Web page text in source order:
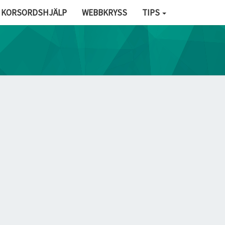
KORSORDSHJÄLP WEBBKRYSS TIPS